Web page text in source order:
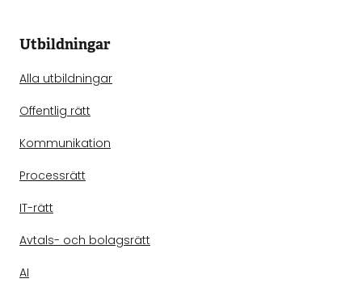
Utbildningar
Alla utbildningar
Offentlig rätt
Kommunikation
Processrätt
IT-rätt
Avtals- och bolagsrätt
AI